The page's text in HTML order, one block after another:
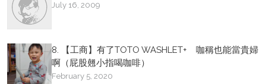
July 16, 2009
8. 【工商】有了TOTO WASHLET+ 咖稱也能當貴婦
啊（屁股翹小指喝咖啡）
February 5, 2020